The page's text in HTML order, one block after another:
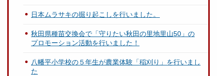
日本ムラサキの掘り起こしを行いました。
秋田県種苗交換会で「守りたい秋田の里地里山50」の
プロモーション活動を行いました！
八幡平小学校の５年生が農業体験「稲刈り」を行いまし
た